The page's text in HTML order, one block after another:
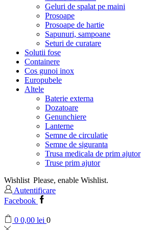
Geluri de spalat pe maini
Prosoape
Prosoape de hartie
Sapunuri, sampoane
Seturi de curatare
Solutii fose
Containere
Cos gunoi inox
Europubele
Altele
Baterie externa
Dozatoare
Genunchiere
Lanterne
Semne de circulatie
Semne de siguranta
Trusa medicala de prim ajutor
Truse prim ajutor
Wishlist Please, enable Wishlist.
Autentificare
Facebook
0 0,00 lei 0